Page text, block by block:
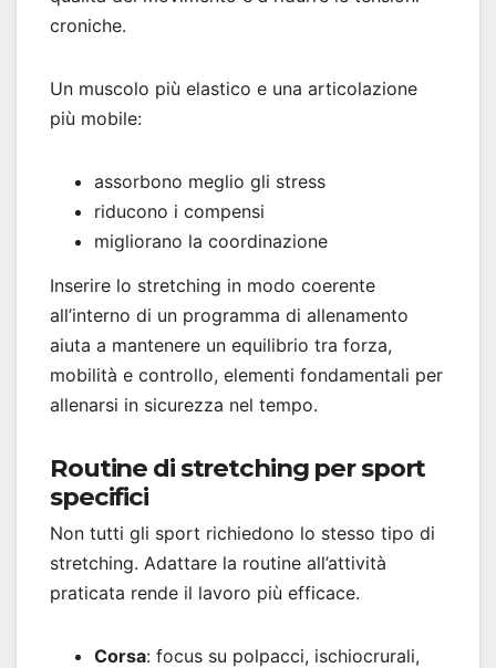
croniche.
Un muscolo più elastico e una articolazione
più mobile:
assorbono meglio gli stress
riducono i compensi
migliorano la coordinazione
Inserire lo stretching in modo coerente
all’interno di un programma di allenamento
aiuta a mantenere un equilibrio tra forza,
mobilità e controllo, elementi fondamentali per
allenarsi in sicurezza nel tempo.
Routine di stretching per sport
specifici
Non tutti gli sport richiedono lo stesso tipo di
stretching. Adattare la routine all’attività
praticata rende il lavoro più efficace.
Corsa: focus su polpacci, ischiocrurali,